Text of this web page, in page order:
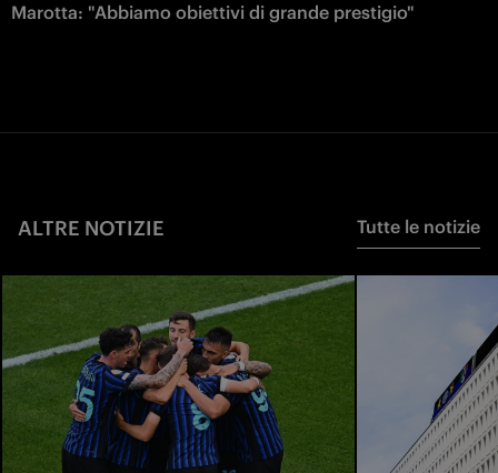
Marotta: "Abbiamo obiettivi di grande prestigio"
ALTRE NOTIZIE Tutte le notizie